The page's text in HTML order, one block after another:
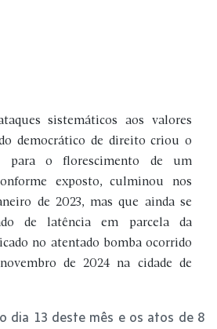
sistemáticos aos valores
democrático de direito criou o
para o florescimento de um
exposto, culminou nos
de 2023, mas que ainda se
de latência em parcela da
no atentado bomba ocorrido
de 2024 na cidade de
dia 13 deste mês e os atos de 8